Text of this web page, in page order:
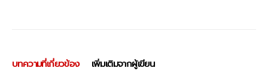
บทความที่เกี่ยวข้อง เพิ่มเติมจากผู้เขียน